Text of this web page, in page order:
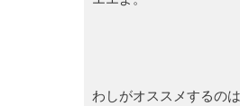
わしがオススメするの